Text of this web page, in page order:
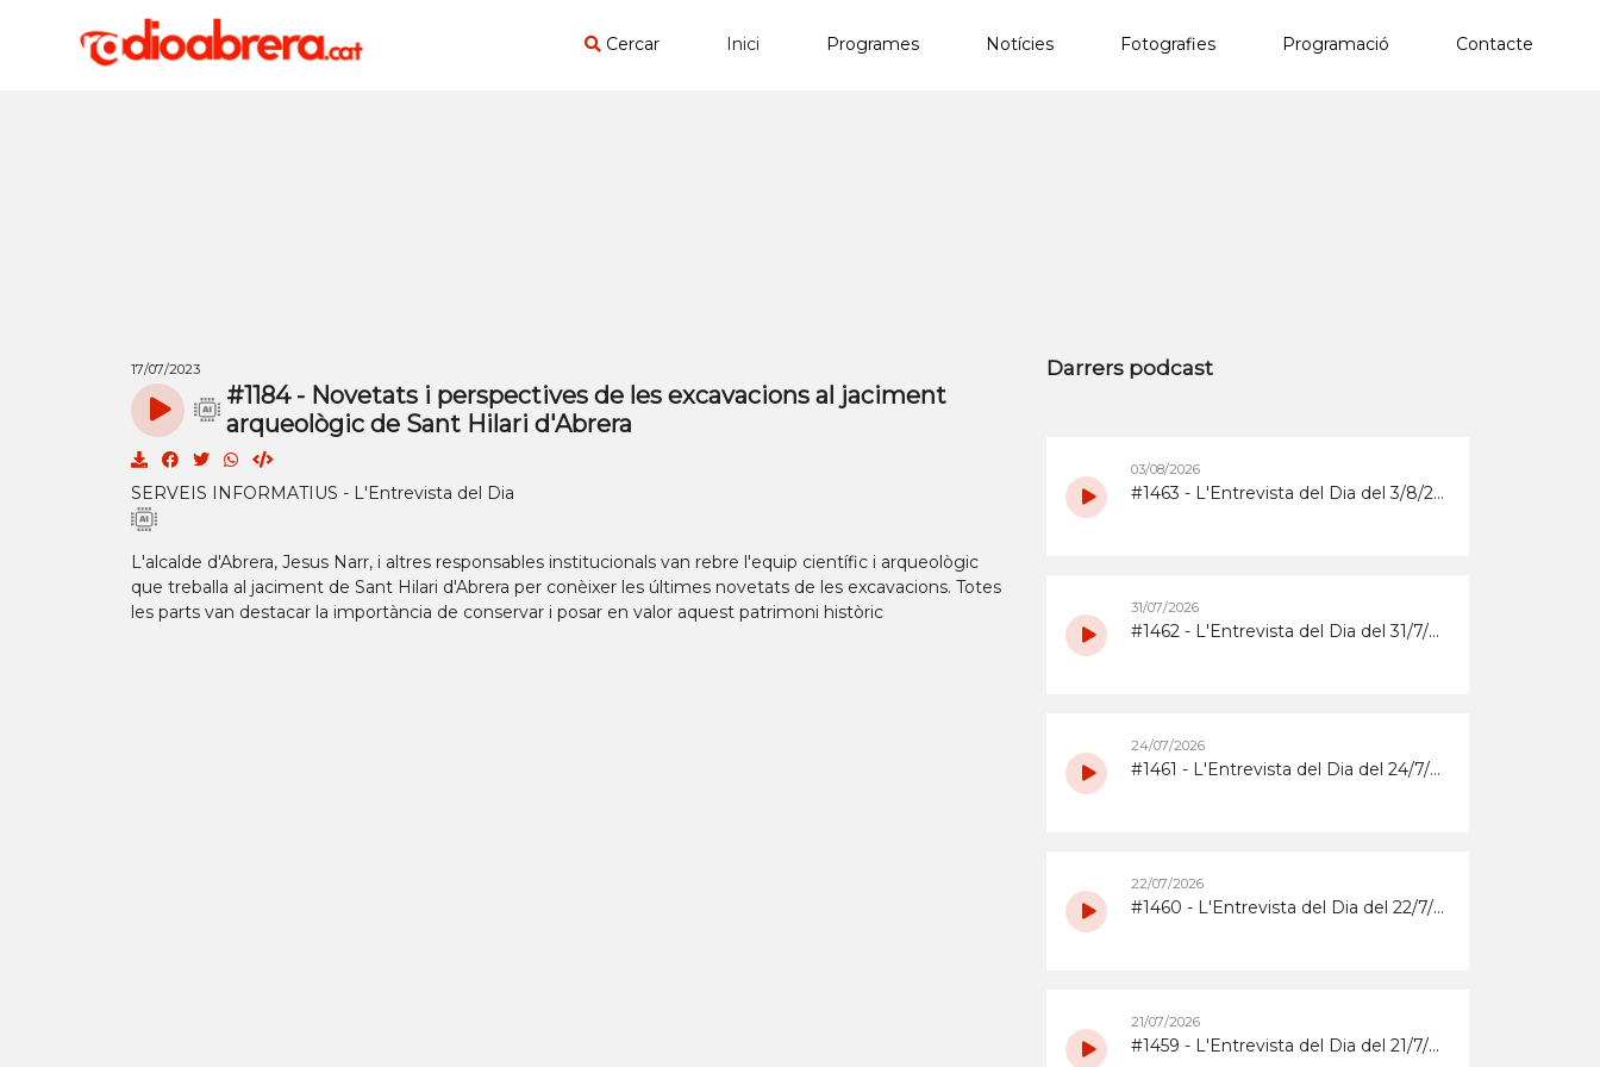
Cercar Inici Programes Notícies Fotografies Programació Contacte
17/07/2023
#1184 - Novetats i perspectives de les excavacions al jaciment
arqueològic de Sant Hilari d'Abrera
SERVEIS INFORMATIUS - L'Entrevista del Dia
L'alcalde d'Abrera, Jesus Narr, i altres responsables institucionals van rebre l'equip científic i arqueològic
que treballa al jaciment de Sant Hilari d'Abrera per conèixer les últimes novetats de les excavacions. Totes
les parts van destacar la importància de conservar i posar en valor aquest patrimoni històric
Darrers podcast
03/08/2026
#1463 - L'Entrevista del Dia del 3/8/2026 sobre la Copa d'Espanya de Superenduro a Abrera
31/07/2026
#1462 - L'Entrevista del Dia del 31/7/2026 amb la coordinadora i els participants del grup de grans del Casal d'Estiu Municipal de 2026
24/07/2026
#1461 - L'Entrevista del Dia del 24/7/2026 amb l'Abrera Gimnàstic Club
22/07/2026
#1460 - L'Entrevista del Dia del 22/7/2026 sobre la Festa Major 2026 del Barri de Sta. Maria i el Suro
21/07/2026
#1459 - L'Entrevista del Dia del 21/7/2026 sobrera la Festa Major 2026 del barri del Rebato d'Abrera